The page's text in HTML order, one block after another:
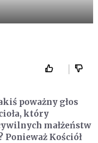
poważny głos
który
małżeństw
Ponieważ Kościół